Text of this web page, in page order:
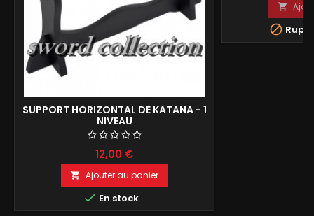
SUPPORT HORIZONTAL DE KATANA - 1
NIVEAU
12,00 €
 Ajouter au panier
 En stock

